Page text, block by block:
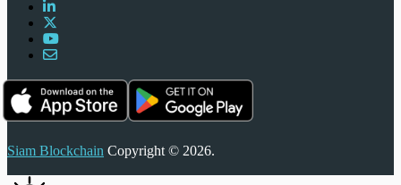
Siam Blockchain Copyright © 2026.